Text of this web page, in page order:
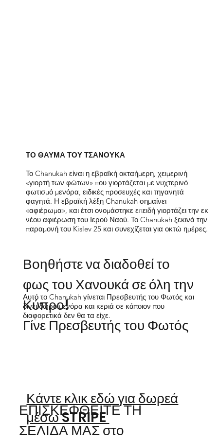
ΕΠΙΣΚΕΦΘΕΙΤΕ ΤΗ
ΣΕΛΙΔΑ ΜΑΣ στο
Βοηθήστε να διαδοθεί το
φως του Χανουκά σε όλη την
Κύπρο!
Γίνε Πρεσβευτής του Φωτός
Κάντε κλικ εδώ για δωρεά
μέσω STRIPE
Αυτό το Chanukah γίνεται Πρεσβευτής του Φωτός και
δίνει δώρο μενόρα και κεριά σε κάποιον που
διαφορετικά δεν θα τα είχε.​
ΤΟ ΘΑΥΜΑ ΤΟΥ ΤΣΑΝΟΥΚΑ
Το Chanukah είναι η εβραϊκή οκταήμερη, χειμερινή
«γιορτή των φώτων» που γιορτάζεται με νυχτερινό
φωτισμό μενόρα, ειδικές προσευχές και τηγανητά
φαγητά. Η εβραϊκή λέξη Chanukah σημαίνει
«αφιέρωμα», και έτσι ονομάστηκε επειδή γιορτάζει την εκ
νέου αφιέρωση του Ιερού Ναού. Το Chanukah ξεκινά την
παραμονή του Kislev 25 και συνεχίζεται για οκτώ ημέρες.